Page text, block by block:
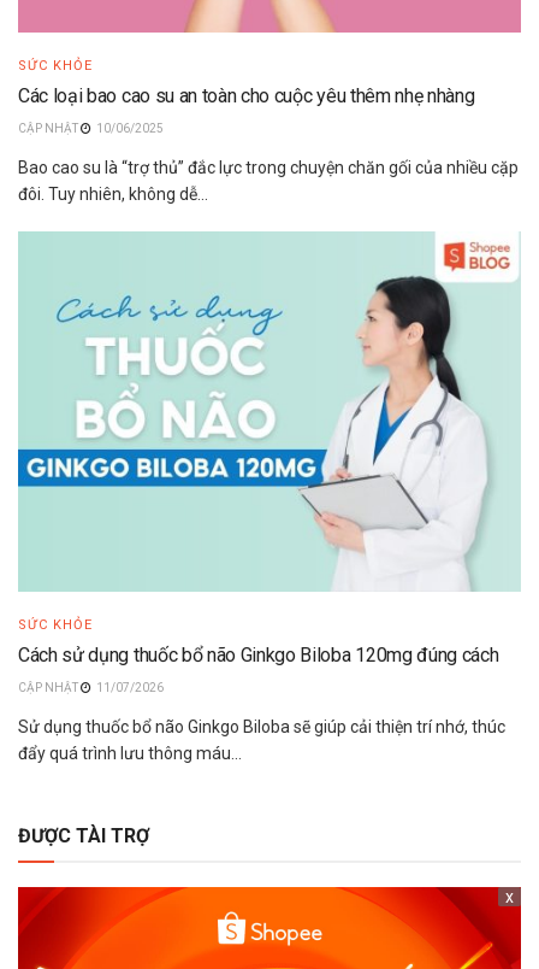
SỨC KHỎE
Các loại bao cao su an toàn cho cuộc yêu thêm nhẹ nhàng
10/06/2025
Bao cao su là “trợ thủ” đắc lực trong chuyện chăn gối của nhiều cặp
đôi. Tuy nhiên, không dễ...
SỨC KHỎE
Cách sử dụng thuốc bổ não Ginkgo Biloba 120mg đúng cách
11/07/2026
Sử dụng thuốc bổ não Ginkgo Biloba sẽ giúp cải thiện trí nhớ, thúc
đẩy quá trình lưu thông máu...
ĐƯỢC TÀI TRỢ
x